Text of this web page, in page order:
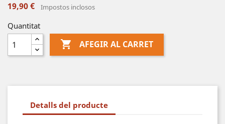
19,90 € Impostos inclosos
Quantitat
 AFEGIR AL CARRET
Detalls del producte